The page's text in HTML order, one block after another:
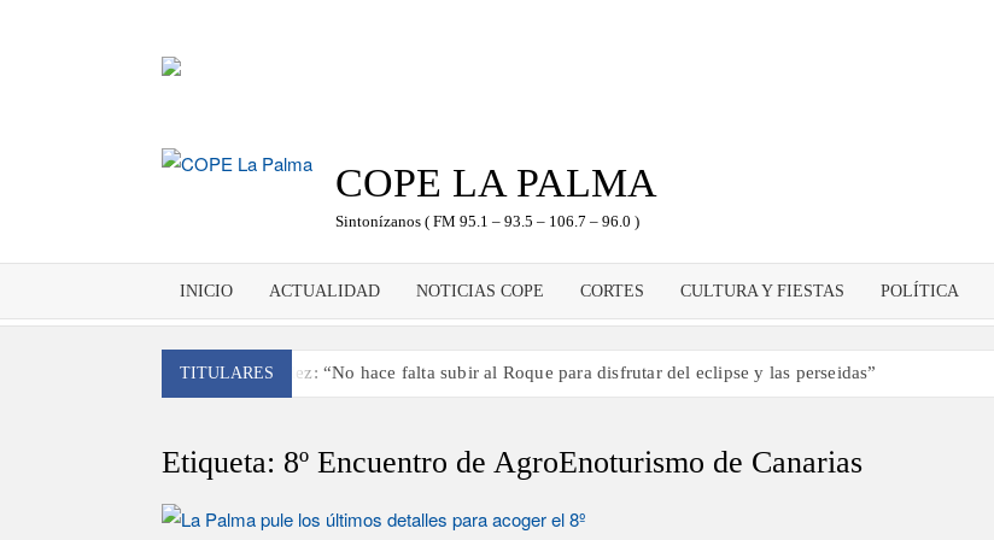
COPE LA PALMA
Sintonízanos ( FM 95.1 – 93.5 – 106.7 – 96.0 )
INICIO ACTUALIDAD NOTICIAS COPE CORTES CULTURA Y FIESTAS POLÍTICA
TITULARES
Antonio González: “No hace falta subir al Roque para disfrutar del eclipse y las perseidas”
José Carlos Martín: “La Palma tendrá antes de 2030 un torneo de ajedrez con 200 jugadores”
Víctor González destaca el papel del deporte como dinamizador de Los Llanos de Aridane
Etiqueta: 8º Encuentro de AgroEnoturismo de Canarias